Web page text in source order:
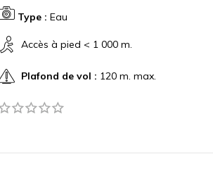
Type : Eau
Accès à pied < 1 000 m.
Plafond de vol : 120 m. max.